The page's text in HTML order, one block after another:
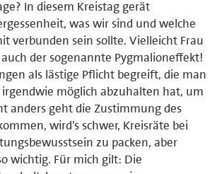
In diesem Kreistag gerät
was wir sind und welche
verbunden sein sollte. Vielleicht Frau
der sogenannte Pygmalioneffekt!
als lästige Pflicht begreift, die man
möglich abzuhalten hat, um
anders geht die Zustimmung des
wird's schwer, Kreisräte bei
zu packen, aber
wichtig. Für mich gilt: Die